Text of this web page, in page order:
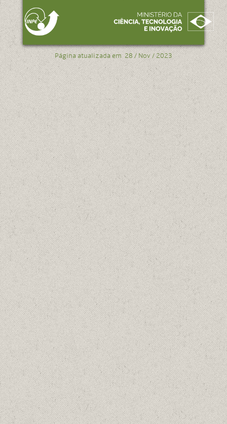
Página atualizada em 28 / Nov / 2023